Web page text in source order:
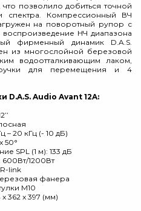
что позволило добиться точной
спектра. Компрессионный ВЧ
на поворотный рупор с
НЧ диапазона
фирменный динамик D.A.S.
из многослойной березовой
водоотталкивающим лаком,
для перемещения и 4
D.A.S. Audio Avant 12A:
20 кГц (- 10 дБ)
50°
SPL (1 м): 133 дБ
1200Вт
link
фанера
M10
362 x 397 (мм)